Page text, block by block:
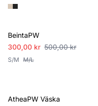
BeintaPW
300,00 kr 500,00 kr
S/M M/L
AtheaPW Väska